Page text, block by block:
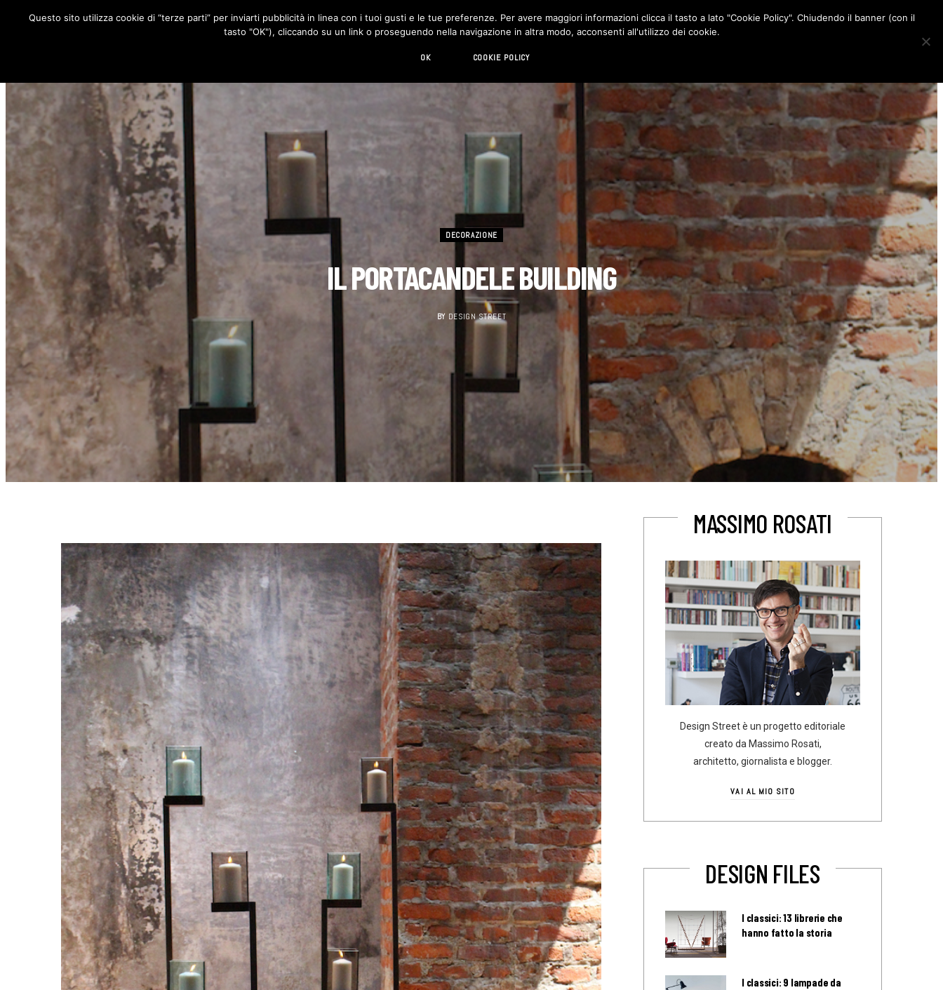
RUBRICHE DESIGN LIVING HI-TECH CHI SIAMO CONTATTI
o
o
g
r
r
e
d
DECORAZIONE
IL PORTACANDELE BUILDING
BY DESIGN STREET
MASSIMO ROSATI
Design Street è un progetto editoriale
creato da Massimo Rosati,
architetto, giornalista e blogger.
VAI AL MIO SITO
DESIGN FILES
I classici: 13 librerie che
hanno fatto la storia
I classici: 9 lampade da
Questo sito utilizza cookie di “terze parti” per inviarti pubblicità in linea con i tuoi gusti e le tue preferenze. Per avere maggiori informazioni clicca il tasto a lato "Cookie Policy". Chiudendo il banner (con il
tasto "OK"), cliccando su un link o proseguendo nella navigazione in altra modo, acconsenti all'utilizzo dei cookie.
OK COOKIE POLICY